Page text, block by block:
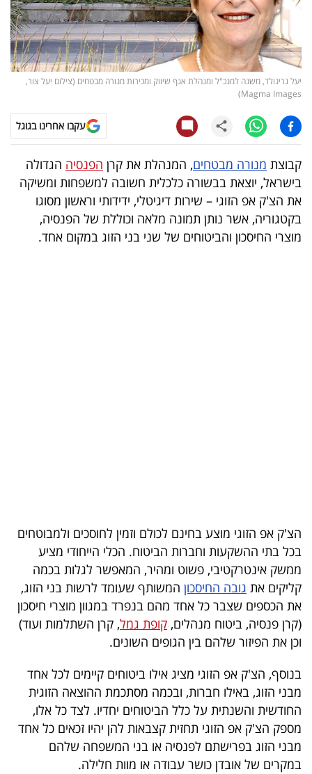
קריפטו
ויראלי
טלוויזיה
ספורט
קריירה
ולימודים
מינויים
פודקאסט
40
UNDER
40
שיתופי
פעולה
דרושים
יעל גרינולד, משנה למנכ"ל ומנהלת אגף שיווק ומכירות מנורה מבטחים (צילום יעל צור,
Magma Images)
עקבו אחרינו בגוגל
קבוצת מנורה מבטחים, המנהלת את קרן הפנסיה הגדולה
בישראל, יוצאת בבשורה כלכלית חשובה למשפחות ומשיקה
את הצ'ק אפ הזוגי – שירות דיגיטלי, ידידותי וראשון מסוגו
בקטגוריה, אשר נותן תמונה מלאה וכוללת של הפנסיה,
מוצרי החיסכון והביטוחים של שני בני הזוג במקום אחד.
הצ'ק אפ הזוגי מוצע בחינם לכולם וזמין לחוסכים ולמבוטחים
בכל בתי ההשקעות וחברות הביטוח. הכלי הייחודי מציע
ממשק אינטרקטיבי, פשוט ומהיר, המאפשר לגלות בכמה
קליקים את גובה החיסכון המשותף שעומד לרשות בני הזוג,
את הכספים שצבר כל אחד מהם בנפרד במגוון מוצרי חיסכון
(קרן פנסיה, ביטוח מנהלים, קופת גמל, קרן השתלמות ועוד)
וכן את הפיזור שלהם בין הגופים השונים.
בנוסף, הצ'ק אפ הזוגי מציג אילו ביטוחים קיימים לכל אחד
מבני הזוג, באילו חברות, ובכמה מסתכמת ההוצאה הזוגית
החודשית והשנתית על כלל הביטוחים יחדיו. לצד כל אלו,
מספק הצ'ק אפ הזוגי תחזית קצבאות להן יהיו זכאים כל אחד
מבני הזוג בפרישתם לפנסיה או בני המשפחה שלהם
במקרים של אובדן כושר עבודה או מוות חלילה.